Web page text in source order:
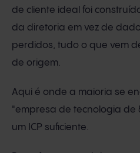
de cliente ideal foi
da diretoria em vez de
perdidos, tudo o que vem
de origem.
Aqui é onde a maioria se
"empresa de tecnologia de
um ICP suficiente.